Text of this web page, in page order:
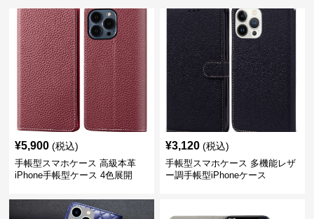
¥5,900 (税込)
手帳型スマホケース 高級本革
iPhone手帳型ケース 4色展開
¥3,120 (税込)
手帳型スマホケース 多機能レザ
ー調手帳型iPhoneケース